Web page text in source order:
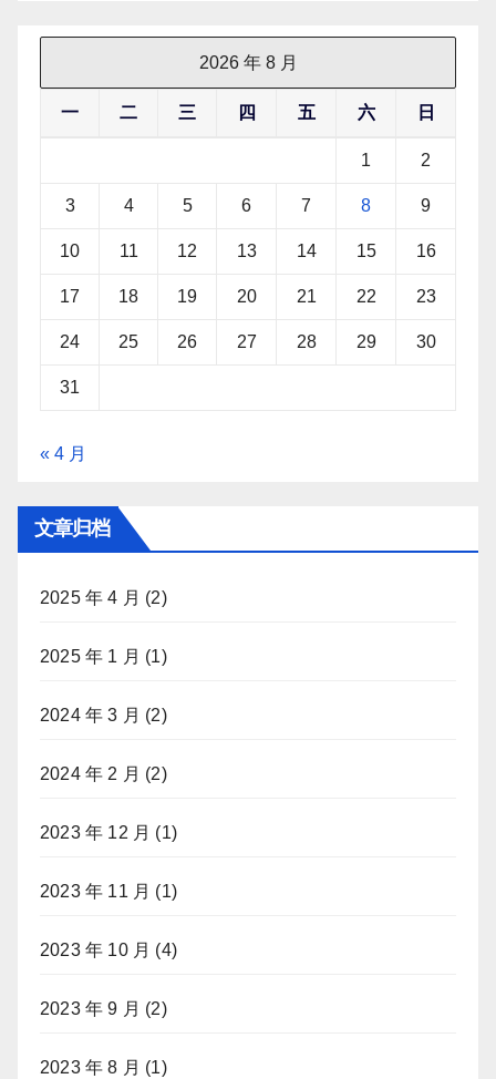
2026 年 8 月
一 二 三 四 五 六 日
1 2
3 4 5 6 7 8 9
10 11 12 13 14 15 16
17 18 19 20 21 22 23
24 25 26 27 28 29 30
31
« 4 月
文章归档
2025 年 4 月 (2)
2025 年 1 月 (1)
2024 年 3 月 (2)
2024 年 2 月 (2)
2023 年 12 月 (1)
2023 年 11 月 (1)
2023 年 10 月 (4)
2023 年 9 月 (2)
2023 年 8 月 (1)